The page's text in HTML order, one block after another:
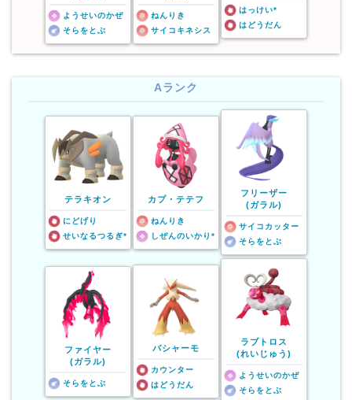
ようせいのかぜ
そらをとぶ
ねんりき
サイコキネシス
はっけい*
はどうだん
Aランク
テラキオン
にどげり
せいなるつるぎ*
カプ・テテフ
ねんりき
しぜんのいかり*
フリーザー
(ガラル)
サイコカッター
そらをとぶ
ファイヤー
(ガラル)
そらをとぶ
バシャーモ
カウンター
はどうだん
ラブトロス
(れいじゅう)
ようせいのかぜ
そらをとぶ